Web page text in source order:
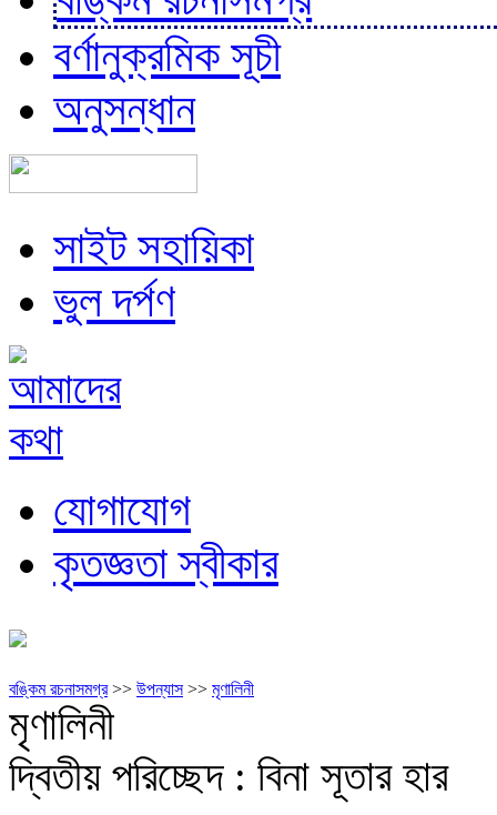
বর্ণানুক্রমিক সূচী
অনুসন্ধান
সাইট সহায়িকা
ভুল দর্পণ
যোগাযোগ
কৃতজ্ঞতা স্বীকার
বঙ্কিম রচনাসমগ্র >> উপন্যাস >> মৃণালিনী
মৃণালিনী
দ্বিতীয় পরিচ্ছেদ : বিনা সূতার হার